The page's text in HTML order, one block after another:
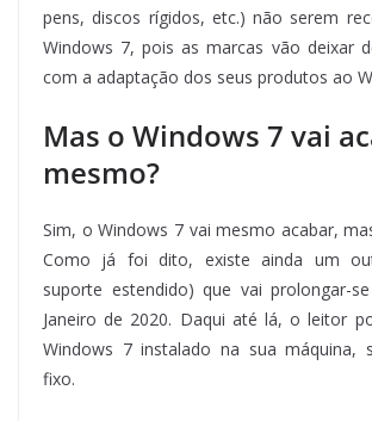
pens, discos rígidos, etc.) não serem
Windows 7, pois as marcas vão deixar
com a adaptação dos seus produtos ao
Mas o Windows 7 vai
mesmo?
Sim, o Windows 7 vai mesmo acabar,
Como já foi dito, existe ainda um
suporte estendido) que vai prolongar-
Janeiro de 2020. Daqui até lá, o leitor
Windows 7 instalado na sua máquina,
fixo.